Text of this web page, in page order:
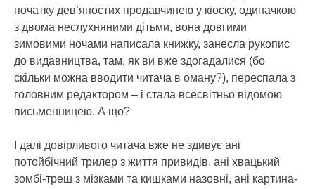
початку дев’яностих продавчинею у кіоску, одиначкою
з двома неслухняними дітьми, вона довгими
зимовими ночами написала книжку, занесла рукопис
до видавництва, там, як ви вже здогадалися (бо
скільки можна вводити читача в оману?), переспала з
головним редактором – і стала всесвітньо відомою
письменницею. А що?
І далі довірливого читача вже не здивує ані
потойбічний трилер з життя привидів, ані хвацький
зомбі-треш з мізками та кишками назовні, ані картина-